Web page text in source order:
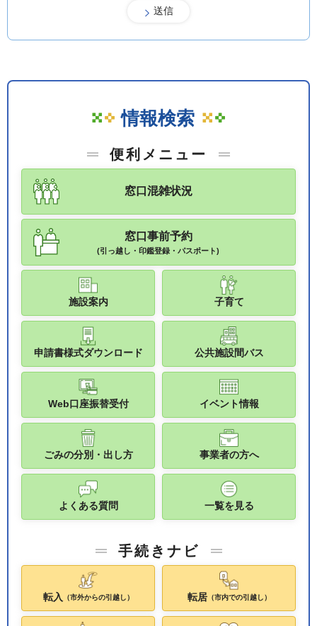
情報検索
便利メニュー
窓口混雑状況
窓口事前予約
(引っ越し・印鑑登録・パスポート)
施設案内 子育て
申請書様式ダウンロード 公共施設間バス
Web口座振替受付 イベント情報
ごみの分別・出し方 事業者の方へ
よくある質問 一覧を見る
手続きナビ
転入 （市外からの引越し） 転居（市内での引越し）